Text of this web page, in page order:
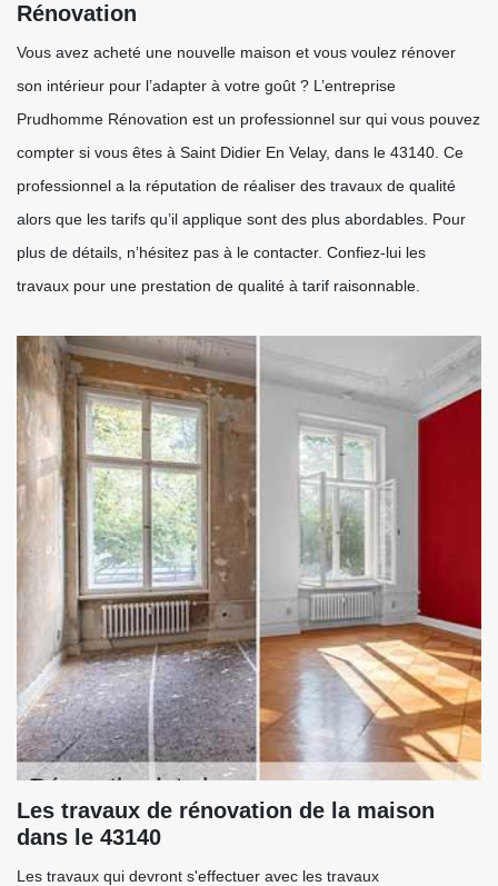
Rénovation
Vous avez acheté une nouvelle maison et vous voulez rénover
son intérieur pour l’adapter à votre goût ? L’entreprise
Prudhomme Rénovation est un professionnel sur qui vous pouvez
compter si vous êtes à Saint Didier En Velay, dans le 43140. Ce
professionnel a la réputation de réaliser des travaux de qualité
alors que les tarifs qu’il applique sont des plus abordables. Pour
plus de détails, n’hésitez pas à le contacter. Confiez-lui les
travaux pour une prestation de qualité à tarif raisonnable.
Les travaux de rénovation de la maison
dans le 43140
Les travaux qui devront s'effectuer avec les travaux